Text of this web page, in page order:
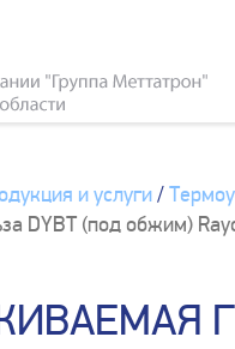
и услуги/
DYBT (под обжим)